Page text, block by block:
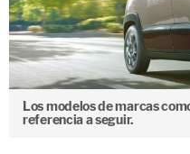
Los modelos de marcas
referencia a seguir.